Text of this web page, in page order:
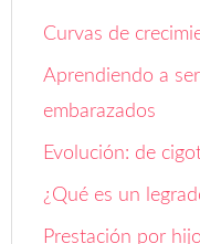
Aprendiendo a ser
embarazados
Evolución: de
¿Qué es un
Prestación por
Social